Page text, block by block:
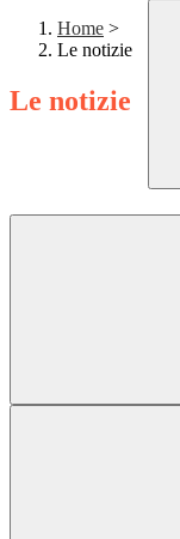
Home >
Le notizie
Le notizie